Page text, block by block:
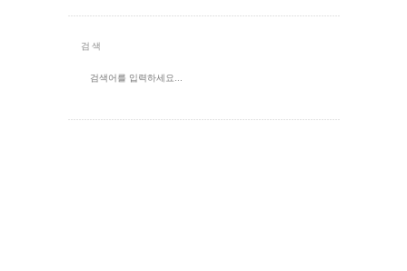
검색